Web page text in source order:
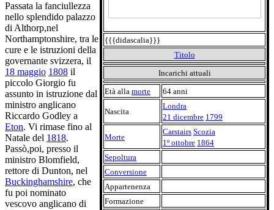
{{{didascalia}}}
Titolo
Incarichi attuali
Età alla morte 64 anni
Nascita
Londra
21 dicembre 1799
Morte
Carstairs Scozia
1º ottobre 1864
Sepoltura
Conversione
Appartenenza
Formazione
Passata la fanciullezza
nello splendido palazzo
di Althorp,nel
Northamptonshire, tra le
cure e le istruzioni della
governante svizzera, il
18 maggio 1808 il
piccolo Giorgio fu
assunto in istruzione dal
ministro anglicano
Riccardo Godley a
Eton. Vi rimase fino al
Natale del 1818.
Passò,poi, presso il
ministro Blomfield,
rettore di Dunton, nel
Buckinghamshire, che
fu poi nominato
vescovo anglicano di